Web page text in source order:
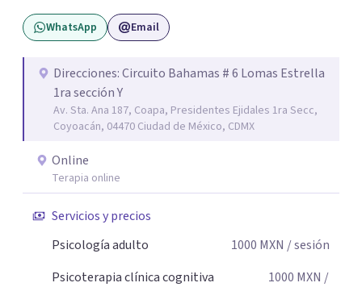
ocurriendo y trabajaremos con herramientas respaldadas
por la evidencia para ayudarte a recuperar tu bienestar.
parejas que desean superar la ansiedad, la depresión, el
estrés, los duelos, fortalecer su autoestima, establecer
límites saludables, mejorar sus relaciones y afrontar los
desafíos de la vida con mayor seguridad y equilibrio. Será
un privilegio acompañarte en este camino hacia una vida
con mayor bienestar y tranquilidad.
WhatsApp Email
Direcciones: Circuito Bahamas # 6 Lomas Estrella
1ra sección Y
Av. Sta. Ana 187, Coapa, Presidentes Ejidales 1ra Secc,
Coyoacán, 04470 Ciudad de México, CDMX
Online
Terapia online
Servicios y precios
Psicología adulto
1000 MXN / sesión
Psicoterapia clínica cognitiva
1000 MXN /